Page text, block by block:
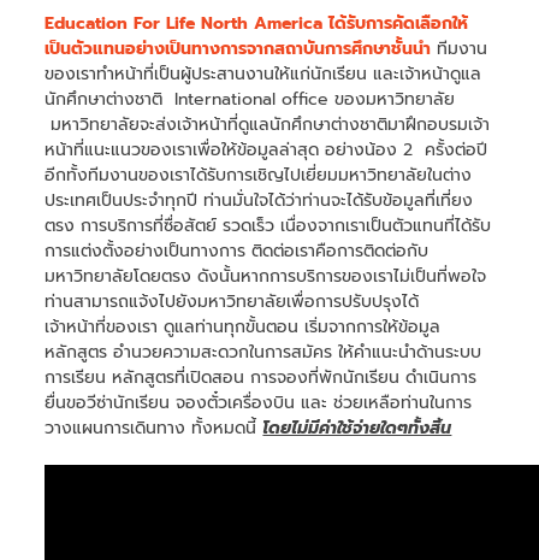
Education For Life North Americaได้รับการคัดเลือกให้
เป็นตัวแทนอย่างเป็นทางการจากสถาบันการศึกษาชั้นนำ ทีมงาน
ของเราทำหน้าที่เป็นผู้ประสานงานให้แก่นักเรียน และเจ้าหน้าดูแล
นักศึกษาต่างชาติ International office ของมหาวิทยาลัย
มหาวิทยาลัยจะส่งเจ้าหน้าที่ดูแลนักศึกษาต่างชาติมาฝึกอบรมเจ้า
หน้าที่แนะแนวของเราเพื่อให้ข้อมูลล่าสุด อย่างน้อง 2 ครั้งต่อปี
อีกทั้งทีมงานของเราได้รับการเชิญไปเยี่ยมมหาวิทยาลัยในต่าง
ประเทศเป็นประจำทุกปี ท่านมั่นใจได้ว่าท่านจะได้รับข้อมูลที่เที่ยง
ตรง การบริการที่ซื่อสัตย์ รวดเร็ว เนื่องจากเราเป็นตัวแทนที่ได้รับ
การแต่งตั้งอย่างเป็นทางการ ติดต่อเราคือการติดต่อกับ
มหาวิทยาลัยโดยตรง ดังนั้นหากการบริการของเราไม่เป็นที่พอใจ
ท่านสามารถแจ้งไปยังมหาวิทยาลัยเพื่อการปรับปรุงได้
เจ้าหน้าที่ของเรา ดูแลท่านทุกขั้นตอน เริ่มจากการให้ข้อมูล
หลักสูตร อำนวยความสะดวกในการสมัคร ให้คำแนะนำด้านระบบ
การเรียน หลักสูตรที่เปิดสอน การจองที่พักนักเรียน ดำเนินการ
ยื่นขอวีซ่านักเรียน จองตั๋วเครื่องบิน และ ช่วยเหลือท่านในการ
วางแผนการเดินทาง ทั้งหมดนี้โดยไม่มีค่าใช้จ่ายใดๆทั้งสิ้น